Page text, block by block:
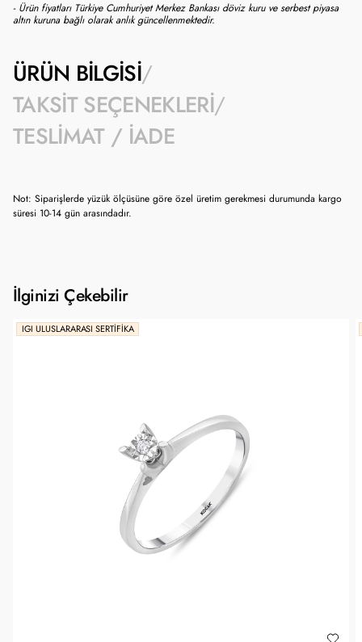
- Ürün fiyatları Türkiye Cumhuriyet Merkez Bankası döviz kuru ve serbest piyasa
altın kuruna bağlı olarak anlık güncellenmektedir.
ÜRÜN BILGISI
TAKSIT SEÇENEKLERI
TESLIMAT / İADE
Not: Siparişlerde yüzük ölçüsüne göre özel üretim gerekmesi durumunda kargo
süresi 10-14 gün arasındadır.
İlginizi Çekebilir
IGI ULUSLARARASI SERTIFIKA